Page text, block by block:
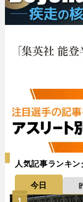
人気記事ランキン
今日